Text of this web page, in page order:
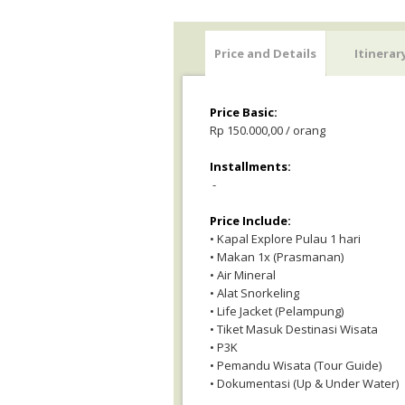
Price and Details
Price Basic:
Rp 150.000,00 / orang
Installments:
-
Price Include:
• Kapal Explore Pulau 1 hari
• Makan 1x (Prasmanan)
• Air Mineral
• Alat Snorkeling
• Life Jacket (Pelampung)
• Tiket Masuk Destinasi Wisata
• P3K
• Pemandu Wisata (Tour Guide)
• Dokumentasi (Up & Under Water)